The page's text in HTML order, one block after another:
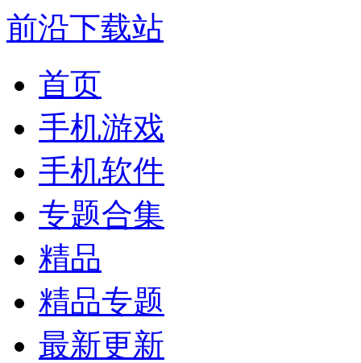
前沿下载站
首页
手机游戏
手机软件
专题合集
精品
精品专题
最新更新